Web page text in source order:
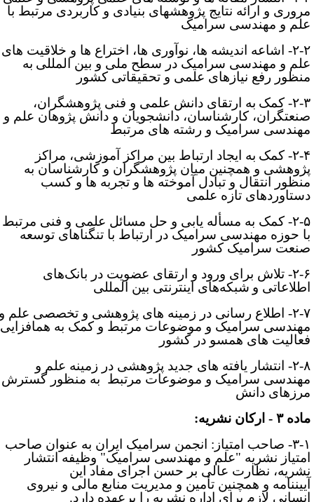
و ارائه نتایج پژوهش­های بنیادی و کاربردی مرتبط با
و مهندسی سرامیک
۲-۲- اشاعه اندیشه ­ها، نوآوری­ ها، اختراع­ ها و خلاقیت­ های
و مهندسی سرامیک در سطح ملی و بین ­المللی به
رفع نیازهای علمی و تحقیقاتی کشور
۳- کمک به ارتقای دانش علمی و فنی پژوهشگران،
کارشناسان، دانشجویان و دانش­ پژوهان علم و
سرامیک و رشته­ های مرتبط
۴- کمک به ایجاد ارتباط بین مراکز آموزشی، مراکز
و همچنین میان پژوهشگران و کارشناسان به
انتقال و تبادل آموخته ­ها و تجربه­ ها و کسب
تازه علمی
۵-کمک به مسأله ­یابی و حل مسائل علمی و فنی مرتبط
حوزه مهندسی سرامیک در ارتباط با تنگناهای توسعه
سرامیک کشور
۶- تلاش برای ورود و ارتقای عضویت در بانک‌های
و شبکه‌های اینترنتی بین ­المللی
۷- ا طلاع ­رسانی در زمینه­ های پژوهشی و تخصصی علم و
سرامیک و موضوعات مرتبط و کمک به هم­افزایی
های هم­سو در کشور
۸- ا نتشار یافته­ های جدید پژوهشی در زمینه علم و
سرامیک و موضوعات مرتبط به منظور گسترش
دانش
۳ - ارکان نشریه:
۱- صاحب امتیاز: انجمن سرامیک ایران ‌به عنوان صاحب
نشریه "علم و مهندسی سرامیک" وظیفه انتشار
نظارت عالی بر حسن اجرای مفاد این
نامه و همچنین تأمین و مدیریت منابع مالی و نیروی
لازم برای اداره نشریه را برعهده دارد.